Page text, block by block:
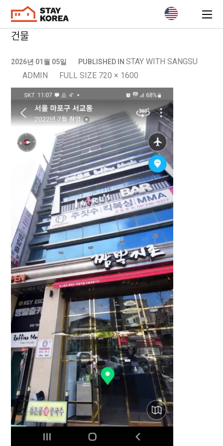
건물
2026년 01월 05일 PUBLISHED INSTAY WITH SANGSU
ADMIN
FULL SIZE 720 × 1600